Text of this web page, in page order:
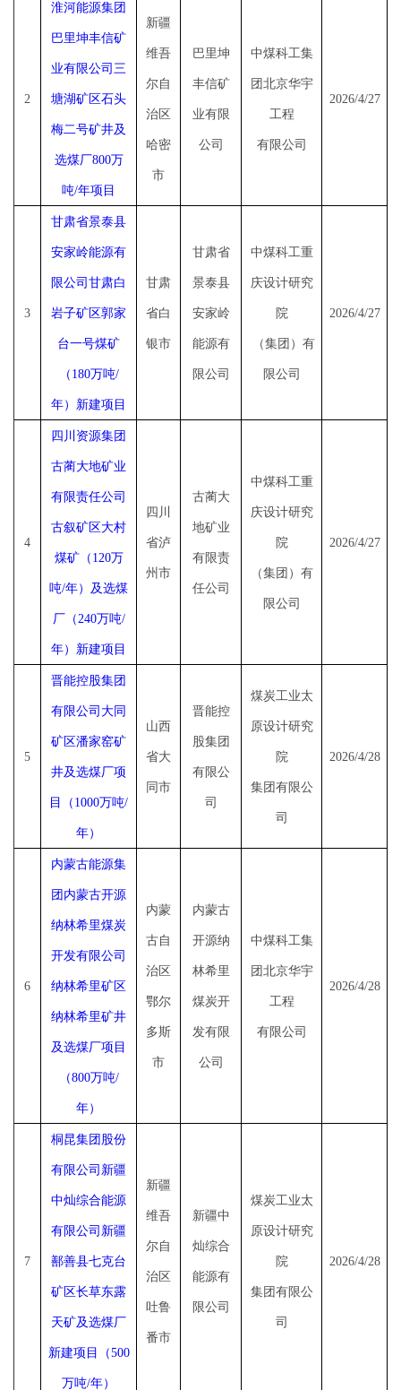
2
淮河能源集团
巴里坤丰信矿
业有限公司三
塘湖矿区石头
梅二号矿井及
选煤厂800万
吨/年项目
新疆
维吾
尔自
治区
哈密
市
巴里坤
丰信矿
业有限
公司
中煤科工集
团北京华宇
工程
有限公司
2026/4/27
3
甘肃省景泰县
安家岭能源有
限公司甘肃白
岩子矿区郭家
台一号煤矿
（ 180万吨/
年）新建项目
甘肃
省白
银市
甘肃省
景泰县
安家岭
能源有
限公司
中煤科工重
庆设计研究
院
（集团）有
限公司
2026/4/27
4
四川资源集团
古蔺大地矿业
有限责任公司
古叙矿区大村
煤矿（ 120万
吨/年）及选煤
厂（240万吨/
年）新建项目
四川
省泸
州市
古蔺大
地矿业
有限责
任公司
中煤科工重
庆设计研究
院
（集团）有
限公司
2026/4/27
5
晋能控股集团
有限公司大同
矿区潘家窑矿
井及选煤厂项
目（ 1000万吨/
年）
山西
省大
同市
晋能控
股集团
有限公
司
煤炭工业太
原设计研究
院
集团有限公
司
2026/4/28
6
内蒙古能源集
团内蒙古开源
纳林希里煤炭
开发有限公司
纳林希里矿区
纳林希里矿井
及选煤厂项目
（800万吨/
年）
内蒙
古自
治区
鄂尔
多斯
市
内蒙古
开源纳
林希里
煤炭开
发有限
公司
中煤科工集
团北京华宇
工程
有限公司
2026/4/28
7
桐昆集团股份
有限公司新疆
中灿综合能源
有限公司新疆
鄯善县七克台
矿区长草东露
天矿及选煤厂
新建项目（500
万吨/年）
新疆
维吾
尔自
治区
吐鲁
番市
新疆中
灿综合
能源有
限公司
煤炭工业太
原设计研究
院
集团有限公
司
2026/4/28